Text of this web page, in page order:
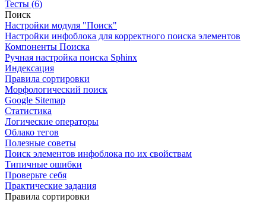
Тесты (6)
Поиск
Настройки модуля "Поиск"
Настройки инфоблока для корректного поиска элементов
Компоненты Поиска
Ручная настройка поиска Sphinx
Индексация
Правила сортировки
Морфологический поиск
Google Sitemap
Статистика
Логические операторы
Облако тегов
Полезные советы
Поиск элементов инфоблока по их свойствам
Типичные ошибки
Проверьте себя
Практические задания
Правила сортировки